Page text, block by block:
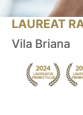
LAUREAT
Vila Briana